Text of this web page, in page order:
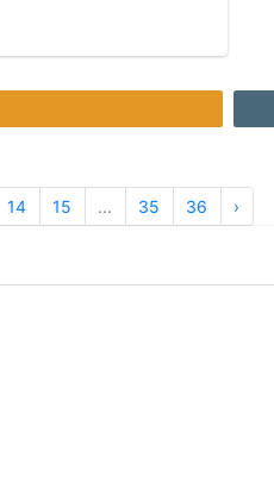
14 15 ... 35 36 ›